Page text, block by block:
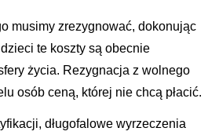
musimy zrezygnować, dokonując
te koszty są obecnie
życia. Rezygnacja z wolnego
osób ceną, której nie chcą płacić.
długofalowe wyrzeczenia